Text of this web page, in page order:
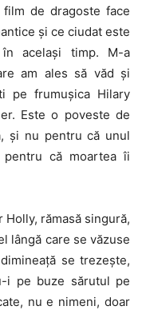
de dragoste face
şi ce ciudat este
acelaşi timp. M-a
am ales să văd şi
pe frumuşica Hilary
Este o poveste de
şi nu pentru că unul
că moartea îi
rămasă singură,
lângă care se văzuse
se trezeşte,
i pe buze sărutul pe
nu e nimeni, doar